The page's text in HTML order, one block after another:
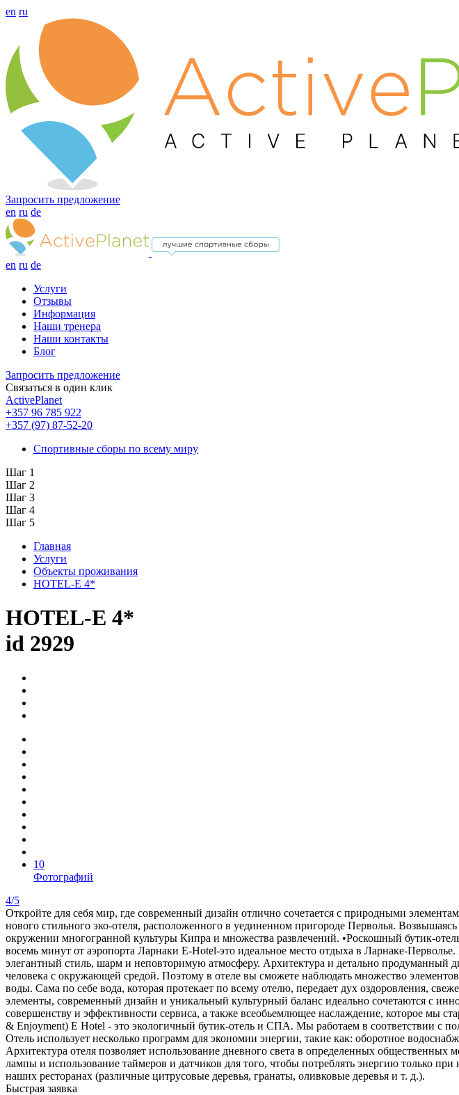
en ru
Запросить предложение
en ru de
en ru de
Услуги
Отзывы
Информация
Наши тренера
Наши контакты
Блог
Запросить предложение
Связаться в один клик
ActivePlanet
+357 96 785 922
+357 (97) 87-52-20
Спортивные сборы по всему миру
Шаг 1
Шаг 2
Шаг 3
Шаг 4
Шаг 5
Главная
Услуги
Объекты проживания
HOTEL-E 4*
HOTEL-E 4*
id 2929
10
Фотографий
4/5
Откройте для себя мир, где современный дизайн отлично сочетается с природными
нового стильного эко-отеля, расположенного в уединенном пригороде Перволья.
окружении многогранной культуры Кипра и множества развлечений. •Роскошный бутик-
восемь минут от аэропорта Ларнаки E-Hotel-это идеальное место отдыха в Ларнаке-
элегантный стиль, шарм и неповторимую атмосферу. Архитектура и детально
человека с окружающей средой. Поэтому в отеле вы сможете наблюдать множество
воды. Сама по себе вода, которая протекает по всему отелю, передает дух оздоровления,
элементы, современный дизайн и уникальный культурный баланс идеально сочетаются с
совершенству и эффективности сервиса, а также всеобьемлющее наслаждение, которое мы
& Enjoyment) E Hotel - это экологичный бутик-отель и СПА. Мы работаем в соответствии с
Отель использует несколько программ для экономии энергии, такие как: оборотное
Архитектура отеля позволяет использование дневного света в определенных
лампы и использование таймеров и датчиков для того, чтобы потреблять энергию только
наших ресторанах (различные цитрусовые деревья, гранаты, оливковые деревья и т. д.).
Быстрая заявка